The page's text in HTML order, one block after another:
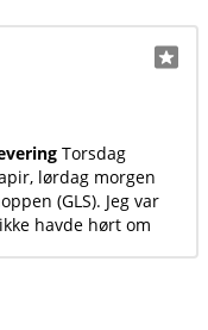
morgen
Jeg var
hørt om